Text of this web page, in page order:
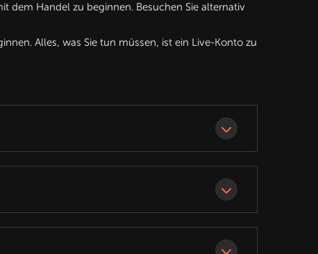
dem Handel zu beginnen. Besuchen Sie alternativ
Alles, was Sie tun müssen, ist ein Live-Konto zu